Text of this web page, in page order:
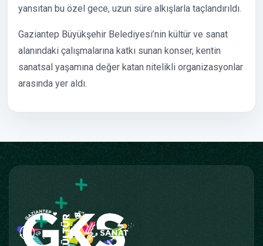
yansıtan bu özel gece, uzun süre alkışlarla taçlandırıldı.
Gaziantep Büyükşehir Belediyesi’nin kültür ve sanat
alanındaki çalışmalarına katkı sunan konser, kentin
sanatsal yaşamına değer katan nitelikli organizasyonlar
arasında yer aldı.